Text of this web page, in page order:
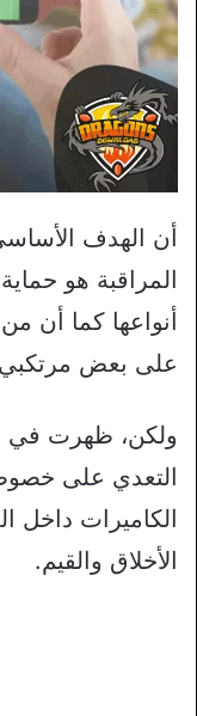
أن الهدف
المراقبة هو
أنواعها كما أن
على بعض مرتكبي
ولكن، ظهرت في
التعدي على
الكاميرات داخل
الأخلاق والقيم.